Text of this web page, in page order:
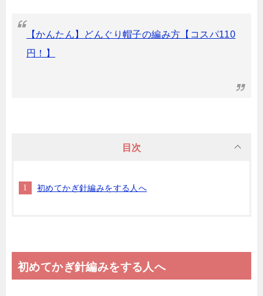
【かんたん】どんぐり帽子の編み方【コスパ110
円！】
目次
初めてかぎ針編みをする人へ
初めてかぎ針編みをする人へ